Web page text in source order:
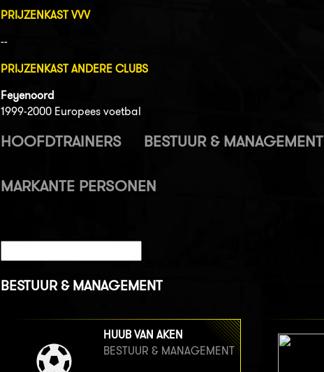
PRIJZENKAST VVV
--
PRIJZENKAST ANDERE CLUBS
Feyenoord
1999-2000 Europees voetbal
HOOFDTRAINERS BESTUUR & MANAGEMENT
MARKANTE PERSONEN
BESTUUR & MANAGEMENT
HUUB VAN AKEN
BESTUUR & MANAGEMENT